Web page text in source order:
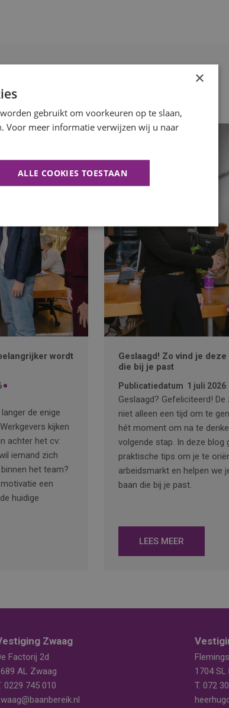
wordt
de enige
kijken
achter het cv:
iemand zich
het team?
een
huidige
Geslaagd! Zo vind je
die bij je past
Publicatiedatum 1 juli 2026
Geslaagd? Gefeliciteerd!
niet alleen een tijd om te
hét moment om na te
volgende stap. In deze blog
praktische tips om je te
arbeidsmarkt en helpen we
baan die bij je past.
LEES MEER
Zwaag
Factorij 2d
AL Zwaag
0229 745 010
1704
T. 072
×
gebruikt om voorkeuren op te slaan,
Voor meer informatie verwijzen wij u naar
ALLE COOKIES TOESTAAN